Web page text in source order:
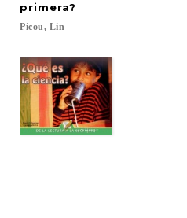
primera?
Picou, Lin